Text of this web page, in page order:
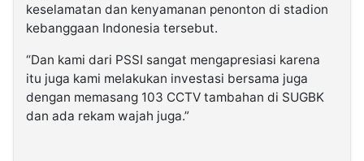
keselamatan dan kenyamanan penonton di stadion
kebanggaan Indonesia tersebut.
“Dan kami dari PSSI sangat mengapresiasi karena
itu juga kami melakukan investasi bersama juga
dengan memasang 103 CCTV tambahan di SUGBK
dan ada rekam wajah juga.”